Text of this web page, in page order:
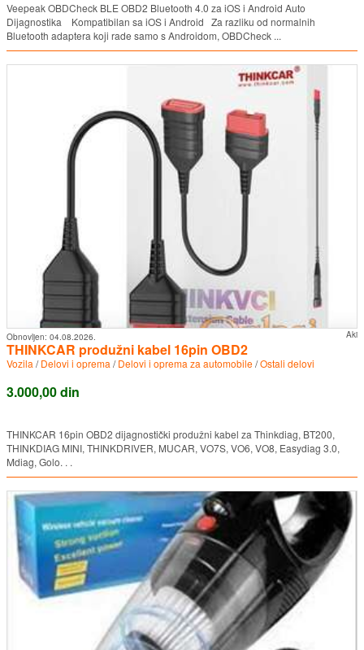
Veepeak OBDCheck BLE OBD2 Bluetooth 4.0 za iOS i Android Auto
Dijagnostika Kompatibilan sa iOS i Android Za razliku od normalnih
Bluetooth adaptera koji rade samo s Androidom, OBDCheck ...
Aki
Obnovljen: 04.08.2026.
THINKCAR produžni kabel 16pin OBD2
Vozila /Delovi i oprema /Delovi i oprema za automobile/Ostali delovi
3.000,00 din
THINKCAR 16pin OBD2 dijagnostički produžni kabel za Thinkdiag, BT200,
THINKDIAG MINI, THINKDRIVER, MUCAR, VO7S, VO6, VO8, Easydiag 3.0,
Mdiag, Golo. . .